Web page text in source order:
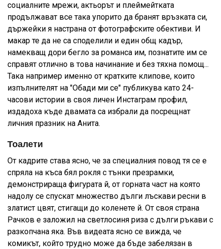
социалните мрежи, актьорът и плеймейтката
продължават все така упорито да бранят връзката си,
държейки я настрана от фотографските обективи. И
макар те да не са споделили и един общ кадър,
намекващ дори бегло за романса им, познатите им се
справят отлично в това начинание и без тяхна помощ...
Така например именно от кратките клипове, които
изпълнителят на "Обади ми се" публикува като 24-
часови истории в своя личен Инстаграм профил,
издадоха къде двамата са избрали да посрещнат
личния празник на Анита.
Тоалети
От кадрите става ясно, че за специалния повод тя се е
спряла на къса бял рокля с тънки презрамки,
демонстрираща фигурата й, от горната част на която
надолу се спускат множество дълги лъскави ресни в
златист цвят, стигащи до коленете й. От своя страна
Рачков е заложил на светлосиня риза с дълги ръкави с
разкопчана яка. Във видеата ясно се вижда, че
комикът, който трудно може да бъде забелязан в